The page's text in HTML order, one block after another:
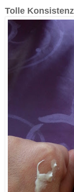
Tolle Konsistenz